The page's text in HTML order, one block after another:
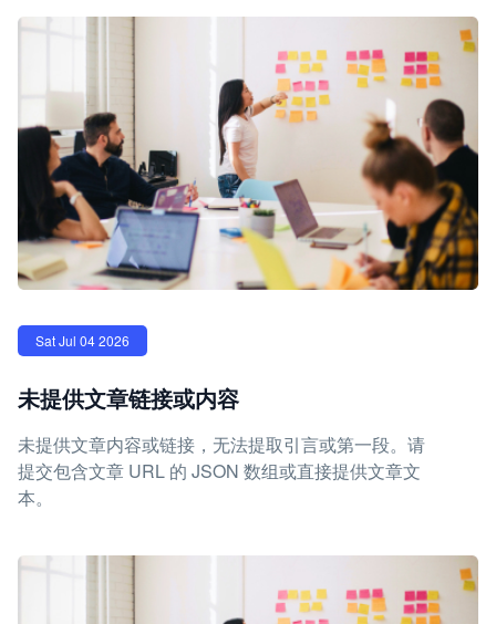
Sat Jul 04 2026
未提供文章链接或内容
未提供文章内容或链接，无法提取引言或第一段。请
提交包含文章 URL 的 JSON 数组或直接提供文章文
本。